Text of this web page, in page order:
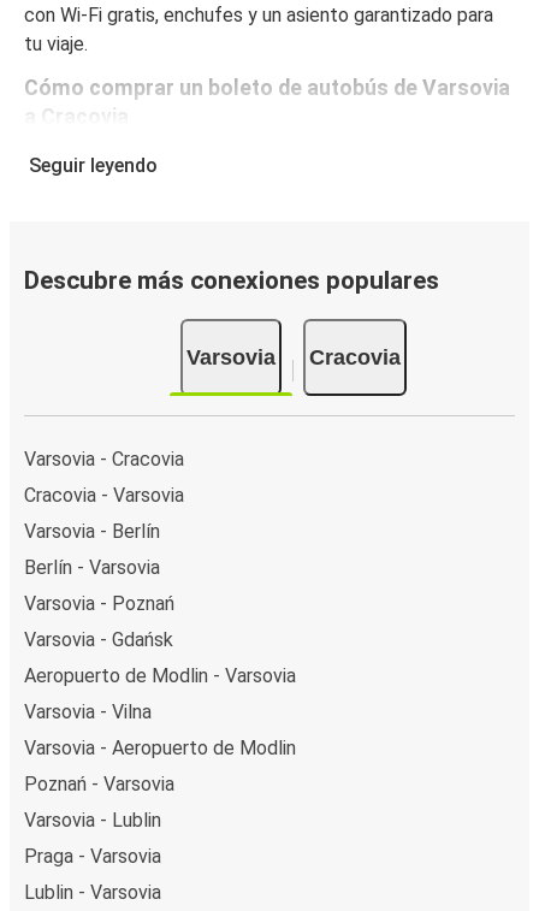
con Wi-Fi gratis, enchufes y un asiento garantizado para
tu viaje.
Cómo comprar un boleto de autobús de Varsovia
a Cracovia
Reservar un boleto con FlixBus es muy fácil: en este sitio
formas de pago en línea seguras, como tarjeta de crédito,
Seguir leyendo
Descubre más conexiones populares
Varsovia Cracovia
Varsovia - Cracovia
Cracovia - Varsovia
Varsovia - Berlín
Berlín - Varsovia
Varsovia - Poznań
Varsovia - Gdańsk
Aeropuerto de Modlin - Varsovia
Varsovia - Vilna
Varsovia - Aeropuerto de Modlin
Poznań - Varsovia
Varsovia - Lublin
Praga - Varsovia
Lublin - Varsovia